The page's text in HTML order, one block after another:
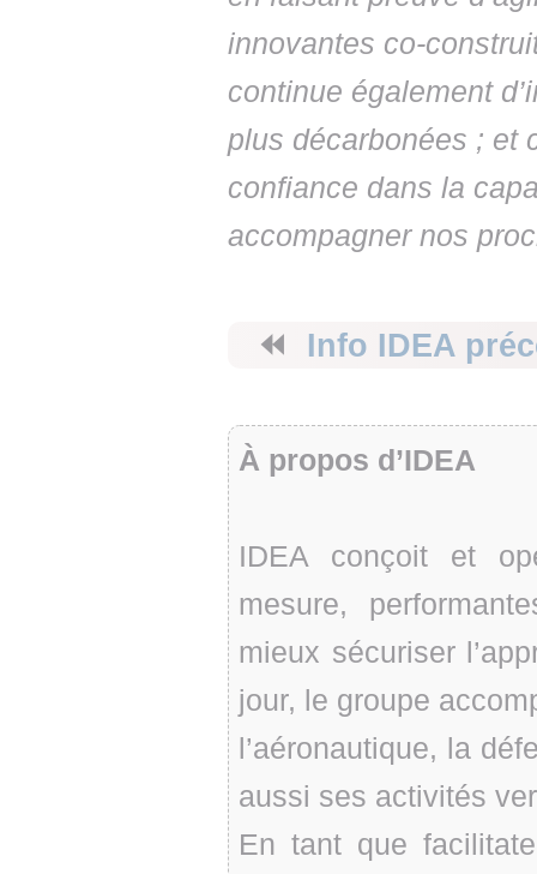
innovantes co-
continue également
plus décarbonées ; et
confiance dans la
accompagner nos
⏪ Info IDEA
À propos d’IDEA
IDEA conçoit et
mesure,
mieux sécuriser
jour, le groupe
l’aéronautique, la
aussi ses activités
En tant que